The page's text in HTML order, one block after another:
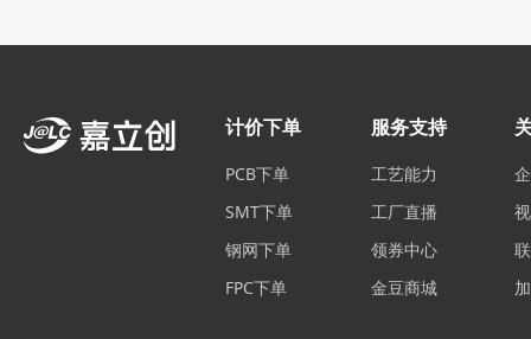
计价下单
PCB下单
SMT下单
钢网下单
FPC下单
服务支持
工艺能力
工厂直播
领券中心
金豆商城